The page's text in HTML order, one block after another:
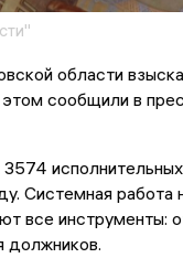
области
сообщили в
Системная работа
все инструменты:
должников.